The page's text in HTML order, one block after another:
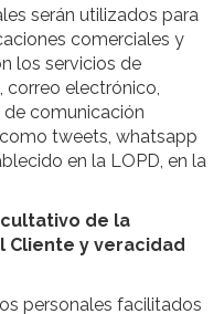
serán utilizados para
comerciales y
los servicios de
electrónico,
comunicación
tweets, whatsapp
en la LOPD, en la
de la
y veracidad
personales facilitados